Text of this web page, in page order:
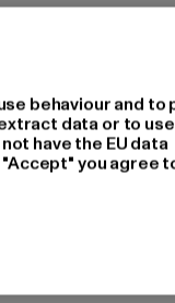
behaviour and to
data or to
have the EU data
you agree